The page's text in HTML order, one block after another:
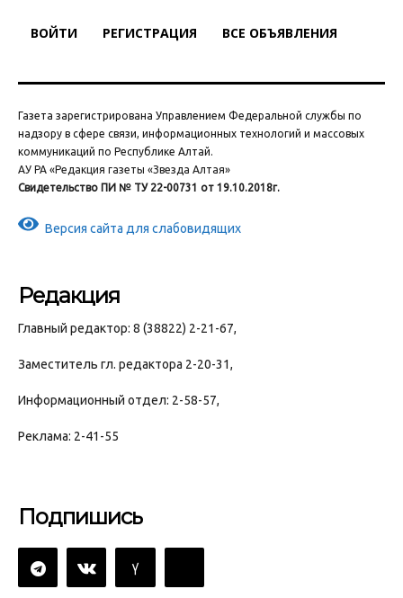
ВОЙТИ РЕГИСТРАЦИЯ ВСЕ ОБЪЯВЛЕНИЯ
Газета зарегистрирована Управлением Федеральной службы по
надзору в сфере связи, информационных технологий и массовых
коммуникаций по Республике Алтай.
АУ РА «Редакция газеты «Звезда Алтая»
Свидетельство ПИ № ТУ 22-00731 от 19.10.2018г.
Версия сайта для слабовидящих
Редакция
Главный редактор: 8 (38822) 2-21-67,
Заместитель гл. редактора 2-20-31,
Информационный отдел: 2-58-57,
Реклама: 2-41-55
Подпишись